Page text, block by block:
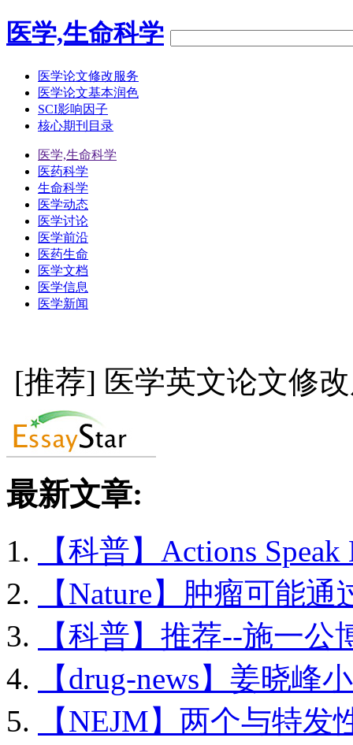
医学,生命科学
医学论文修改服务
医学论文基本润色
SCI影响因子
核心期刊目录
医学,生命科学
医药科学
生命科学
医学动态
医学讨论
医学前沿
医药生命
医学文档
医学信息
医学新闻
[推荐] 医学英文论文修
最新文章:
【科普】Actions Speak
【Nature】肿瘤可能通
【科普】推荐--施一公
【drug-news】姜晓峰
【NEJM】两个与特发